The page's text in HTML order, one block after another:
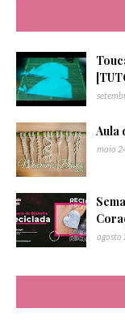
Aula
maio
agosto